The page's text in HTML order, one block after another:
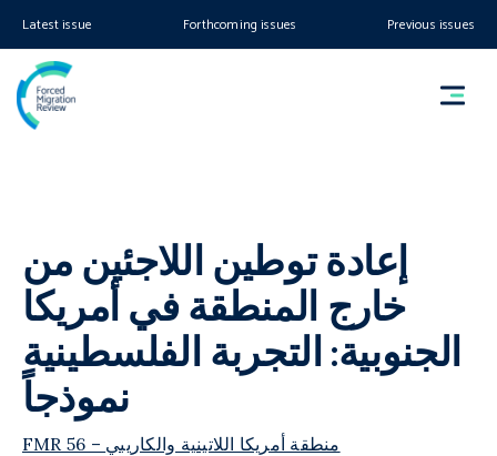
Latest issue Forthcoming issues Previous issues
إعادة توطين اللاجئين من
خارج المنطقة في أمريكا
الجنوبية: التجربة الفلسطينية
نموذجاً
FMR 56 – منطقة أمريكا اللاتينية والكاريبي